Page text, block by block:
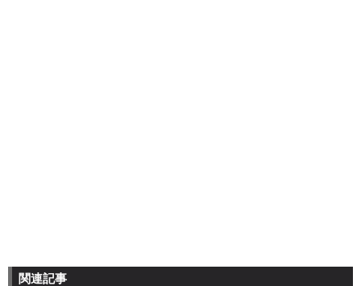
関連記事